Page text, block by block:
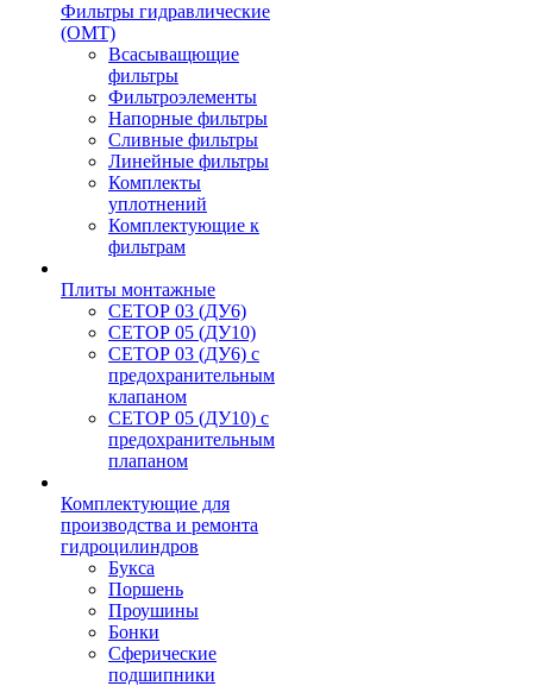
Фильтры гидравлические
(OMT)
Всасыващющие
фильтры
Фильтроэлементы
Напорные фильтры
Сливные фильтры
Линейные фильтры
Комплекты
уплотнений
Комплектующие к
фильтрам
Плиты монтажные
CЕТОР 03 (ДУ6)
CЕТОР 05 (ДУ10)
CЕТОР 03 (ДУ6) с
предохранительным
клапаном
CЕТОР 05 (ДУ10) с
предохранительным
плапаном
Комплектующие для
производства и ремонта
гидроцилиндров
Букса
Поршень
Проушины
Бонки
Сферические
подшипники